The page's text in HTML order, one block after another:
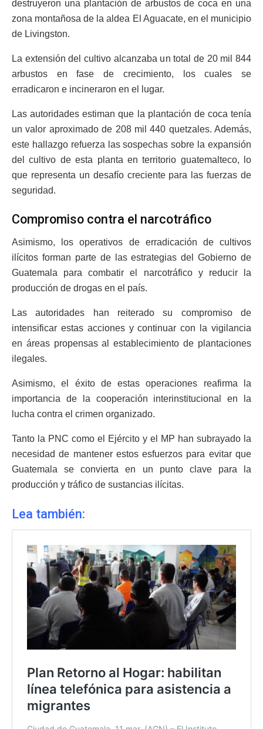
destruyeron una plantación de arbustos de coca en una
zona montañosa de la aldea El Aguacate, en el municipio
de Livingston.
La extensión del cultivo alcanzaba un total de 20 mil 844
arbustos en fase de crecimiento, los cuales se
erradicaron e incineraron en el lugar.
Las autoridades estiman que la plantación de coca tenía
un valor aproximado de 208 mil 440 quetzales. Además,
este hallazgo refuerza las sospechas sobre la expansión
del cultivo de esta planta en territorio guatemalteco, lo
que representa un desafío creciente para las fuerzas de
seguridad.
Compromiso contra el narcotráfico
Asimismo, los operativos de erradicación de cultivos
ilícitos forman parte de las estrategias del Gobierno de
Guatemala para combatir el narcotráfico y reducir la
producción de drogas en el país.
Las autoridades han reiterado su compromiso de
intensificar estas acciones y continuar con la vigilancia
en áreas propensas al establecimiento de plantaciones
ilegales.
Asimismo, el éxito de estas operaciones reafirma la
importancia de la cooperación interinstitucional en la
lucha contra el crimen organizado.
Tanto la PNC como el Ejército y el MP han subrayado la
necesidad de mantener estos esfuerzos para evitar que
Guatemala se convierta en un punto clave para la
producción y tráfico de sustancias ilícitas.
Lea también: